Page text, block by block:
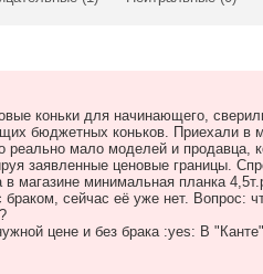
коньки для начинающего,
бюджетных коньков. Приехали в
мало моделей и продавца,
заявленные ценовые границы.
в магазине минимальная планка
сейчас её уже нет. Вопрос:
цене и без брака :yes: В